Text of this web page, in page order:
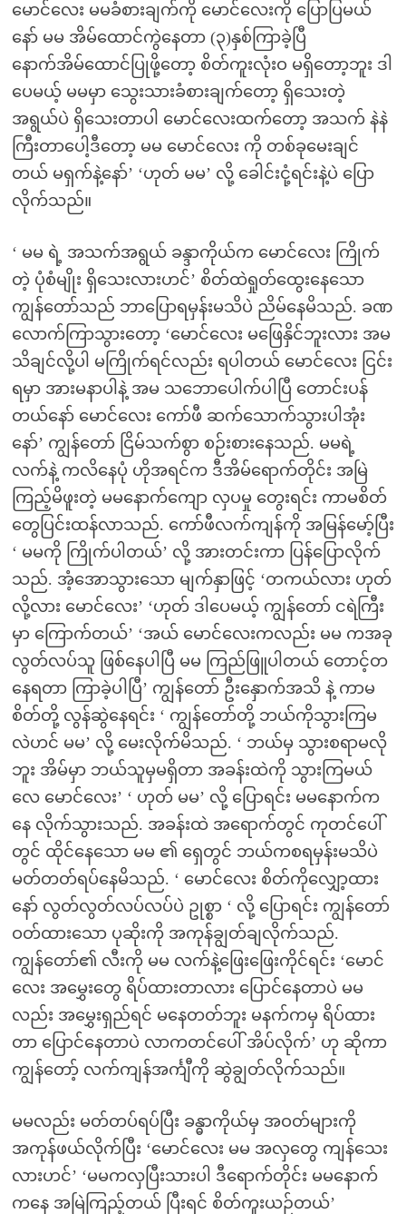
မောင်လေး မမခံစားချက်ကို မောင်လေးကို ပြောပြမယ်
နော် မမ အိမ်ထောင်ကွဲနေတာ (၃)နှစ်ကြာခဲ့ပြီ
နောက်အိမ်ထောင်ပြုဖို့တော့ စိတ်ကူးလုံးဝ မရှိတော့ဘူး ဒါ
ပေမယ့် မမမှာ သွေးသားခံစားချက်တော့ ရှိသေးတဲ့
အရွယ်ပဲ ရှိသေးတာပါ မောင်လေးထက်တော့ အသက် နဲနဲ
ကြီးတာပေါ့ဒီတော့ မမ မောင်လေး ကို တစ်ခုမေးချင်
တယ် မရှက်နဲ့နော်’ ‘ဟုတ် မမ’ လို့ ခေါင်းငုံ့ရင်းနဲ့ပဲ ပြော
လိုက်သည်။
‘ မမ ရဲ့ အသက်အရွယ် ခန္ဒာကိုယ်က မောင်လေး ကြိုက်
တဲ့ ပုံစံမျိုး ရှိသေးလားဟင်’ စိတ်ထဲရှုတ်ထွေးနေသော
ကျွန်တော်သည် ဘာပြောရမှန်းမသိပဲ ညိမ်နေမိသည်. ခဏ
လောက်ကြာသွားတော့ ‘မောင်လေး မဖြေနှိင်ဘူးလား အမ
သိချင်လို့ပါ မကြိုက်ရင်လည်း ရပါတယ် မောင်လေး ငြင်း
ရမှာ အားမနာပါနဲ့ အမ သဘောပေါက်ပါပြီ တောင်းပန်
တယ်နော် မောင်လေး ကော်ဖီ ဆက်သောက်သွားပါအုံး
နော်’ ကျွန်တော် ငြိမ်သက်စွာ စဉ်းစားနေသည်. မမရဲ့
လက်နဲ့ ကလိနေပုံ ဟိုအရင်က ဒီအိမ်ရောက်တိုင်း အမြဲ
ကြည့်မိဖူးတဲ့ မမနောက်ကျော လှပမှု တွေးရင်း ကာမစိတ်
တွေပြင်းထန်လာသည်. ကော်ဖီလက်ကျန်ကို အမြန်မော့်ပြီး
‘ မမကို ကြိုက်ပါတယ်’ လို့ အားတင်းကာ ပြန်ပြောလိုက်
သည်. အံ့အောသွားသော မျက်နှာဖြင့် ‘တကယ်လား ဟုတ်
လို့လား မောင်လေး’ ‘ဟုတ် ဒါပေမယ့် ကျွန်တော် ငရဲကြီး
မှာ ကြောက်တယ်’ ‘အယ် မောင်လေးကလည်း မမ ကအခု
လွတ်လပ်သူ ဖြစ်နေပါပြီ မမ ကြည်ဖြူပါတယ် တောင့်တ
နေရတာ ကြာခဲ့ပါပြီ’ ကျွန်တော် ဦးနှောက်အသိ နဲ့ ကာမ
စိတ်တို့ လွန်ဆွဲနေရင်း ‘ ကျွန်တော်တို့ ဘယ်ကိုသွားကြမ
လဲဟင် မမ’ လို့ မေးလိုက်မိသည်. ‘ ဘယ်မှ သွားစရာမလို
ဘူး အိမ်မှာ ဘယ်သူမှမရှိတာ အခန်းထဲကို သွားကြမယ်
လေ မောင်လေး’ ‘ ဟုတ် မမ’ လို့ ပြောရင်း မမနောက်က
နေ လိုက်သွားသည်. အခန်းထဲ အရောက်တွင် ကုတင်ပေါ်
တွင် ထိုင်နေသော မမ ၏ ရှေတွင် ဘယ်ကစရမှန်းမသိပဲ
မတ်တတ်ရပ်နေမိသည်. ‘ မောင်လေး စိတ်ကိုလျှော့ထား
နော် လွတ်လွတ်လပ်လပ်ပဲ ဥုစ္စာ ‘ လို့ ပြောရင်း ကျွန်တော်
ဝတ်ထားသော ပုဆိုးကို အကုန်ချွတ်ချလိုက်သည်.
ကျွန်တော်၏ လီးကို မမ လက်နဲ့ဖြေးဖြေးကိုင်ရင်း ‘မောင်
လေး အမွှေးတွေ ရိပ်ထားတာလား ပြောင်နေတာပဲ မမ
လည်း အမွှေးရှည်ရင် မနေတတ်ဘူး မနက်ကမှ ရိပ်ထား
တာ ပြောင်နေတာပဲ လာကတင်ပေါ် အိပ်လိုက်’ ဟု ဆိုကာ
ကျွန်တော့် လက်ကျန်အင်္ကျီကို ဆွဲချွတ်လိုက်သည်။
မမလည်း မတ်တပ်ရပ်ပြီး ခန္ဓာကိုယ်မှ အဝတ်များကို
အကုန်ဖယ်လိုက်ပြီး ‘မောင်လေး မမ အလှတွေ ကျန်သေး
လားဟင်’ ‘မမကလှပြီးသားပါ ဒီရောက်တိုင်း မမနောက်
ကနေ အမြဲကြည့်တယ် ပြီးရင် စိတ်ကူးယဉ်တယ်’